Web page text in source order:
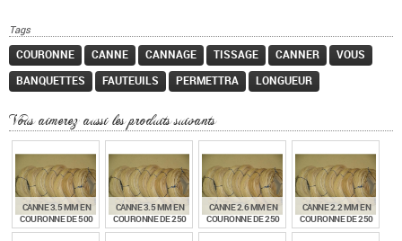
Tags
COURONNE CANNE CANNAGE TISSAGE CANNER
VOUS
BANQUETTES
FAUTEUILS PERMETTRA LONGUEUR
Vous aimerez aussi les produits suivants
CANNE 3.5 MM EN
COURONNE DE 500
G
CANNE 3.5 MM EN
COURONNE DE 250
G
CANNE 2.6 MM EN
COURONNE DE 250
G
CANNE 2.2 MM EN
COURONNE DE 250
G